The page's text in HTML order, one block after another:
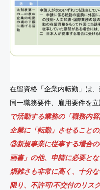
在留資格「企業内転勤」は
同一職務要件、雇用要件を
で活動する業務の「職務内
企業に「転勤」させること
③新規事業に従事する場合
画書」の他、申請に必要と
煩雑さも非常に高く、十分
限り、不許可/不交付のリス